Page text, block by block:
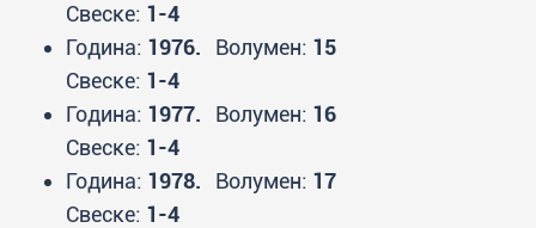
Свеске: 1-4
Година: 1976. Волумен: 15
Свеске: 1-4
Година: 1977. Волумен: 16
Свеске: 1-4
Година: 1978. Волумен: 17
Свеске: 1-4